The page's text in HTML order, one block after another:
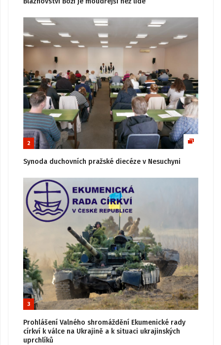
2
Synoda duchovních pražské diecéze v Nesuchyni
3
Prohlášení Valného shromáždění Ekumenické rady
církví k válce na Ukrajině a k situaci ukrajinských
uprchlíků